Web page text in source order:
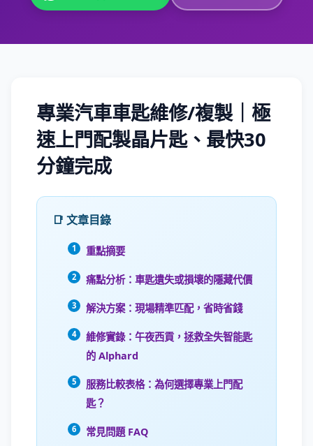
專業汽車車匙維修/複製｜極
速上門配製晶片匙、最快30
分鐘完成
📑 文章目錄
重點摘要
痛點分析：車匙遺失或損壞的隱藏代價
解決方案：現場精準匹配，省時省錢
維修實錄：午夜西貢，拯救全失智能匙
的 Alphard
服務比較表格：為何選擇專業上門配
匙？
常見問題 FAQ